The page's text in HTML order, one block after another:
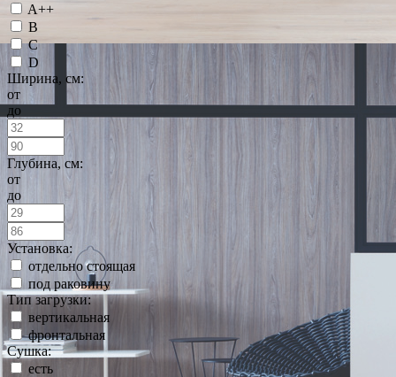
A++
B
C
D
Ширина, см:
от
до
Глубина, см:
от
до
Установка:
отдельно стоящая
под раковину
Тип загрузки:
вертикальная
фронтальная
Сушка:
есть